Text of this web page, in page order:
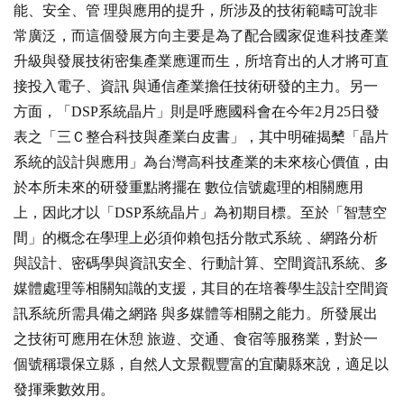
能、安全、管 理與應用的提升，所涉及的技術範疇可說非
常廣泛，而這個發展方向主要是為了配合國家促進科技產業
升級與發展技術密集產業應運而生，所培育出的人才將可直
接投入電子、資訊 與通信產業擔任技術研發的主力。另一
方面，「DSP系統晶片」則是呼應國科會在今年2月25日發
表之「三Ｃ整合科技與產業白皮書」，其中明確揭櫫「晶片
系統的設計與應用」為台灣高科技產業的未來核心價值，由
於本所未來的研發重點將擺在 數位信號處理的相關應用
上，因此才以「DSP系統晶片」為初期目標。至於「智慧空
間」的概念在學理上必須仰賴包括分散式系統 、網路分析
與設計、密碼學與資訊安全、行動計算、空間資訊系統、多
媒體處理等相關知識的支援，其目的在培養學生設計空間資
訊系統所需具備之網路 與多媒體等相關之能力。所發展出
之技術可應用在休憩 旅遊、交通、食宿等服務業，對於一
個號稱環保立縣，自然人文景觀豐富的宜蘭縣來說，適足以
發揮乘數效用。